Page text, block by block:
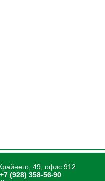
49, офис 912
(928) 358-56-90